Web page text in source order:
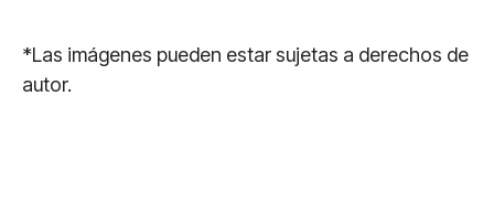
*Las imágenes pueden estar sujetas a derechos de
autor.